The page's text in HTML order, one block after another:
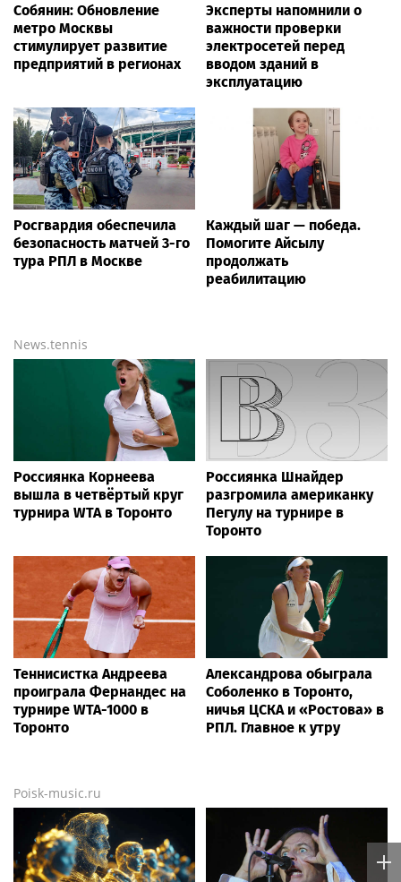
Собянин: Обновление
метро Москвы
стимулирует развитие
предприятий в регионах
Эксперты напомнили о
важности проверки
электросетей перед
вводом зданий в
эксплуатацию
Росгвардия обеспечила
безопасность матчей 3-го
тура РПЛ в Москве
Каждый шаг — победа.
Помогите Айсылу
продолжать
реабилитацию
News.tennis
Россиянка Корнеева
вышла в четвёртый круг
турнира WTA в Торонто
Россиянка Шнайдер
разгромила американку
Пегулу на турнире в
Торонто
Теннисистка Андреева
проиграла Фернандес на
турнире WTA-1000 в
Торонто
Александрова обыграла
Соболенко в Торонто,
ничья ЦСКА и «Ростова» в
РПЛ. Главное к утру
Poisk-music.ru